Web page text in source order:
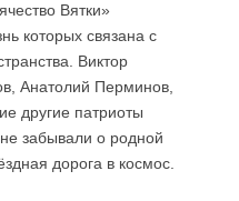
Вятки»
которых связана с
Виктор
Анатолий Перминов,
другие патриоты
забывали о родной
дорога в космос.